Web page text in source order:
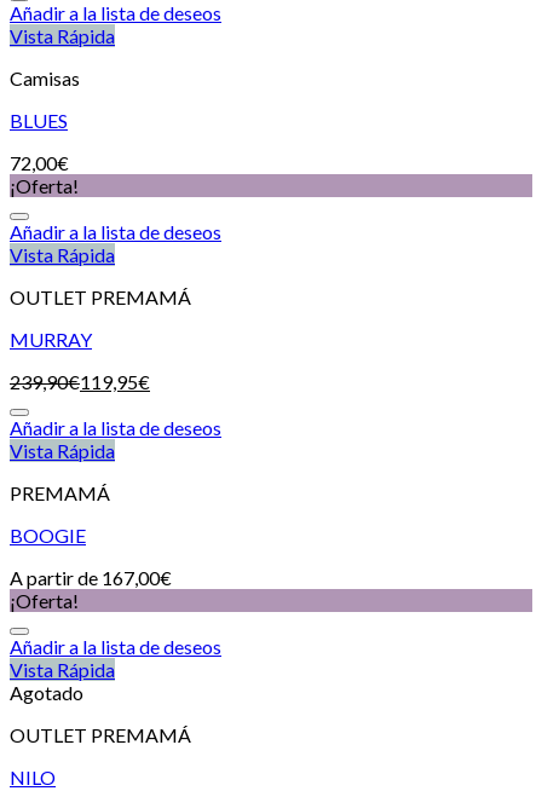
Añadir a la lista de deseos
Vista Rápida
Camisas
BLUES
72,00€
¡Oferta!
Añadir a la lista de deseos
Vista Rápida
OUTLET PREMAMÁ
MURRAY
239,90€119,95€
Añadir a la lista de deseos
Vista Rápida
PREMAMÁ
BOOGIE
A partir de 167,00€
¡Oferta!
Añadir a la lista de deseos
Vista Rápida
Agotado
OUTLET PREMAMÁ
NILO